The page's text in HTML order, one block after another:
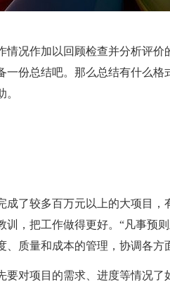
情况作加以回顾检查并分析评价
一份总结吧。那么总结有什么格
成了较多百万元以上的大项目，
，把工作做得更好。“凡事预
质量和成本的管理，协调各方
对项目的需求、进度等情况了